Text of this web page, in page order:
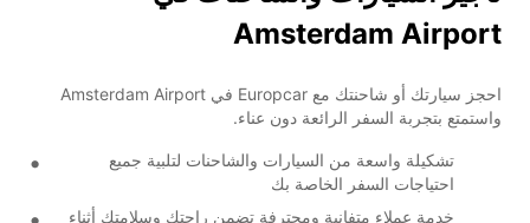
Amsterdam Airport
احجز سيارتك أو شاحنتك مع Europcar في Amsterdam Airport
واستمتع بتجربة السفر الرائعة دون عناء.
تشكيلة واسعة من السيارات والشاحنات لتلبية جميع
احتياجات السفر الخاصة بك
خدمة عملاء متفانية ومحترفة تضمن راحتك وسلامتك أثناء